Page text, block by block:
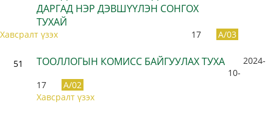
ДАРГАД НЭР ДЭВШҮҮЛЭН СОНГОХ
ТУХАЙ
17 A/03
Хавсралт үзэх
51 ТООЛЛОГЫН КОМИСС БАЙГУУЛАХ ТУХА
2024-
10-
17
A/02
Хавсралт үзэх